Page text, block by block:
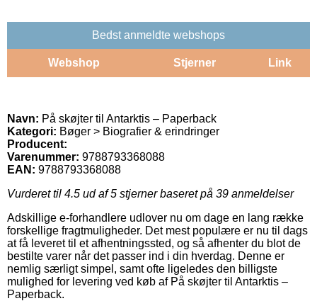
Bedst anmeldte webshops
Webshop Stjerner Link
Navn: På skøjter til Antarktis – Paperback
Kategori: Bøger > Biografier & erindringer
Producent:
Varenummer: 9788793368088
EAN: 9788793368088
Vurderet til 4.5 ud af 5 stjerner baseret på 39 anmeldelser
Adskillige e-forhandlere udlover nu om dage en lang række
forskellige fragtmuligheder. Det mest populære er nu til dags
at få leveret til et afhentningssted, og så afhenter du blot de
bestilte varer når det passer ind i din hverdag. Denne er
nemlig særligt simpel, samt ofte ligeledes den billigste
mulighed for levering ved køb af På skøjter til Antarktis –
Paperback.